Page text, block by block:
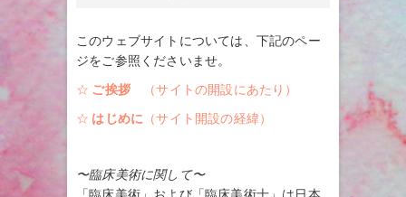
このウェブサイトについては、下記のペー
ジをご参照くださいませ。
☆ ご挨拶
（サイトの開設にあたり）
☆ はじめに （サイト開設の経緯）
〜臨床美術に関して〜
「臨床美術」および「臨床美術士」は日本